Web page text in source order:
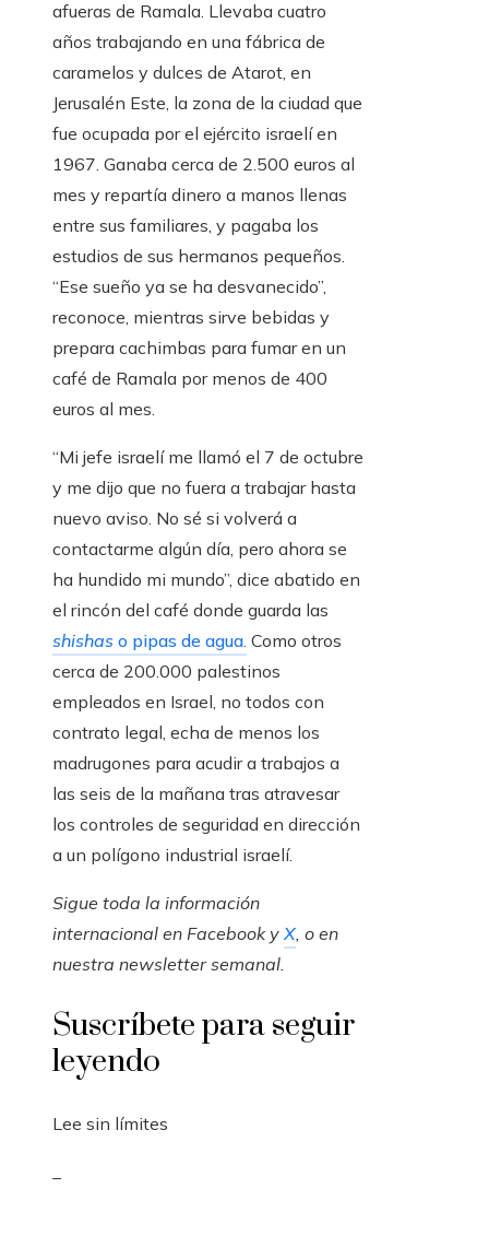
afueras de Ramala. Llevaba cuatro
años trabajando en una fábrica de
caramelos y dulces de Atarot, en
Jerusalén Este, la zona de la ciudad que
fue ocupada por el ejército israelí en
1967. Ganaba cerca de 2.500 euros al
mes y repartía dinero a manos llenas
entre sus familiares, y pagaba los
estudios de sus hermanos pequeños.
“Ese sueño ya se ha desvanecido”,
reconoce, mientras sirve bebidas y
prepara cachimbas para fumar en un
café de Ramala por menos de 400
euros al mes.
“Mi jefe israelí me llamó el 7 de octubre
y me dijo que no fuera a trabajar hasta
nuevo aviso. No sé si volverá a
contactarme algún día, pero ahora se
ha hundido mi mundo”, dice abatido en
el rincón del café donde guarda las
shishas o pipas de agua. Como otros
cerca de 200.000 palestinos
empleados en Israel, no todos con
contrato legal, echa de menos los
madrugones para acudir a trabajos a
las seis de la mañana tras atravesar
los controles de seguridad en dirección
a un polígono industrial israelí.
Sigue toda la información
internacional en FacebookyX, o en
nuestra newsletter semanal.
Suscríbete para seguir
leyendo
Lee sin límites